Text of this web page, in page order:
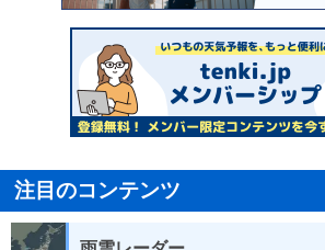
注目のコンテンツ